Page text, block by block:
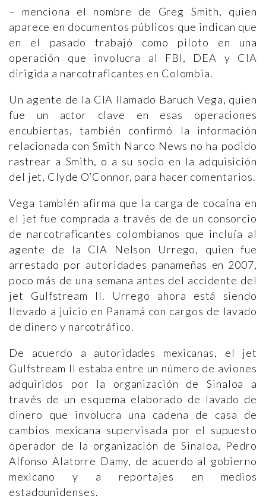
– menciona el nombre de Greg Smith, quien
aparece en documentos públicos que indican que
en el pasado trabajó como piloto en una
operación que involucra al FBI, DEA y CIA
dirigida a narcotraficantes en Colombia.
Un agente de la CIA llamado Baruch Vega, quien
fue un actor clave en esas operaciones
encubiertas, también confirmó la información
relacionada con Smith Narco News no ha podido
rastrear a Smith, o a su socio en la adquisición
del jet, Clyde O’Connor, para hacer comentarios.
Vega también afirma que la carga de cocaína en
el jet fue comprada a través de de un consorcio
de narcotraficantes colombianos que incluía al
agente de la CIA Nelson Urrego, quien fue
arrestado por autoridades panameñas en 2007,
poco más de una semana antes del accidente del
jet Gulfstream II. Urrego ahora está siendo
llevado a juicio en Panamá con cargos de lavado
de dinero y narcotráfico.
De acuerdo a autoridades mexicanas, el jet
Gulfstream II estaba entre un número de aviones
adquiridos por la organización de Sinaloa a
través de un esquema elaborado de lavado de
dinero que involucra una cadena de casa de
cambios mexicana supervisada por el supuesto
operador de la organización de Sinaloa, Pedro
Alfonso Alatorre Damy, de acuerdo al gobierno
mexicano y a reportajes en medios
estadounidenses.